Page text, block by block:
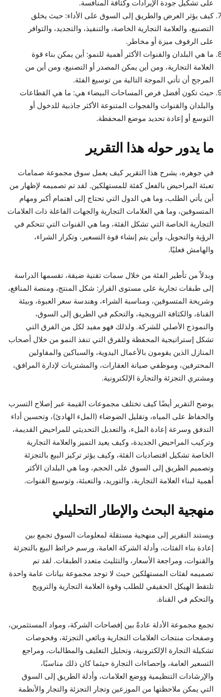
على تشكيل جودة الإيرادات وكثافة المنافسة.
كيف يؤثر العرض والطريق إلى السوق على الأداء: حيث يخلق
التصنيع، والعلامة التجارية الخاصة، والتنفيذ، والتجديد، والتوافر
على الرفوف ميزة أو مخاطر.
ما هي البلدان والقنوات الأكثر أهمية للنمو: أين يمكن بناء قوة
العلامة التجارية، ومن أين يمكن المصدر أو التصنيع، ومن أين من
المرجح أن تأتي الموجة التالية من توسيع الفئة.
حيث تكون أفضل فرص المساحات البيضاء هي: ما هي القطاعات
والبلدان والقنوات والفجوات المتنوعة الأكثر جاذبية للدخول أو
التوسع أو إعادة تحديد موضع المحفظة.
ما يدور حوله هذا التقرير
في جوهره، يشرح هذا التقرير كيف يعمل سوق مجموعة صمامات
تعبئة المراحيض بالفعل كفئة للمستهلكين. لقد تم تصميمه لإظهار من
أين يأتي الطلب، وما هي الدول التي تحتاج إلى اهتمام أكبر ومهام
المتسوقين، وما هي العلامات التجارية والجهات الفاعلة ذات العلامات
التجارية الخاصة التي تشكل الفئة، وما هي القنوات التي تتحكم في
الرؤية والتحويل، وأين يتم إنشاء قوة التسعير، وتكرار الشراء،
والهامش فعليًا.
وبدلاً من تأطير الفئة من خلال سمات تقنية ضيقة، تقسمها الدراسة
إلى طبقات تجارية على مستوى القرار: شكل المنتج، ومنصة المنافع،
وشريحة المتسوقين، ومناسبة الشراء، وهندسة سعر العبوة، وبيئة
القناة، والكثافة الترويجية، والتحكم في الطريق إلى السوق،
والنموذج الأصلي للشركة. ولذلك فهو مفيد لكل من الفرق التي
تشكل إستراتيجية المحفظة وللفرق التي تنفذ النمو من خلال أصحاب
المنازل الذين يقومون بالأعمال اليدوية، والسباكين والمقاولين
المحترفين، وموظفي صيانة العقارات، والمشتريات لإدارة المرافق،
ومشتري التجزئة والتجارة الإلكترونية.
يوضح التقرير أيضًا كيف تختلف مجموعات القيمة عبر إصلاح التسرب
والحفاظ على المياه، وتقليل الضوضاء (الملء الهادئ)، وتحسين أداء
التدفق وسرعة إعادة الملء، والتعديل التحديثي للمراحيض القديمة،
وتركيب المراحيض الجديدة، وكيف يعيد التميز والعلامة التجارية
الخاصة تشكيل اقتصاديات الفئة، وكيف يؤثر تركيز البيع بالتجزئة
وتصميم الطريق إلى السوق على الحجم، وما هي البلدان الأكثر
أهمية لبناء العلامة التجارية، والتوريد، والتعبئة، وتوسيع القنوات.
منهجية البحث والإطار التحليلي
ويستند التقرير إلى منهجية مستقلة لمعلومات السوق تجمع بين
إعادة بناء الفئات، وأدلة الشركة العامة، ورسم خرائط البيع بالتجزئة
والقنوات، ومراجعة الأسعار، والتثليث متعدد الطبقات. لقد تم
تصميمه لفئات المستهلكين حيث لا توجد مجموعة بيانات عامة واحدة
تلتقط الهيكل الحقيقي للطلب وقوة العلامة التجارية والترويج
والتحكم في القناة.
تجمع مجموعة الأدلة عادةً بين إفصاحات الشركة، ومواد المستثمرين،
وصفحات منتجات العلامات التجارية وبائعي التجزئة، وفحوصات
تشكيلة التجارة الإلكترونية، وتحليل التغليف والمطالبات، ومراجع
التسعير العامة، وإحصاءات التجارة حيثما كان ذلك مناسبًا،
والإرشادات التنظيمية ووضع العلامات، وأدلة الطريق إلى السوق
التي يمكن ملاحظتها من الموزعين وتجار التجزئة والتجار والأنظمة